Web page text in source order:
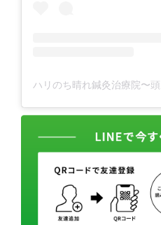
ハリのち晴れ鍼灸治療院〜